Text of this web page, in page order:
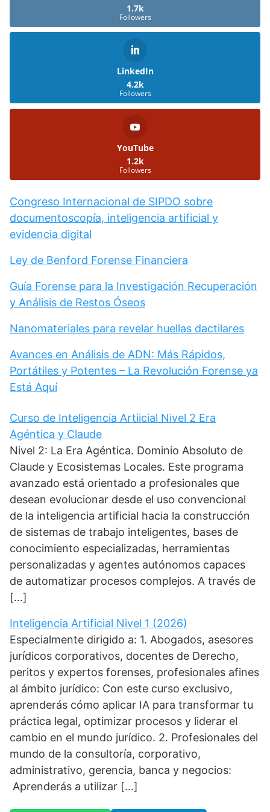
1.7k
Followers
LinkedIn
4.2k
Followers
YouTube
1.2k
Followers
Congreso Internacional de SIPDO sobre
documentoscopía, inteligencia artificial y
evidencia digital
Ley de Benford Forense Financiera
Guía Forense para la Investigación Recuperación
y Análisis de Restos Óseos
Nanomateriales para revelar huellas dactilares
Avances en Análisis de ADN: Más Rápidos,
Portátiles y Potentes – La Revolución Forense ya
Está Aquí
Curso de Inteligencia Artiicial Nivel 2 Era
Agéntica y Claude
Nivel 2: La Era Agéntica. Dominio Absoluto de
Claude y Ecosistemas Locales. Este programa
avanzado está orientado a profesionales que
desean evolucionar desde el uso convencional
de la inteligencia artificial hacia la construcción
de sistemas de trabajo inteligentes, bases de
conocimiento especializadas, herramientas
personalizadas y agentes autónomos capaces
de automatizar procesos complejos. A través de
[…]
Inteligencia Artificial Nivel 1 (2026)
Especialmente dirigido a: 1. Abogados, asesores
jurídicos corporativos, docentes de Derecho,
peritos y expertos forenses, profesionales afines
al ámbito jurídico: Con este curso exclusivo,
aprenderás cómo aplicar IA para transformar tu
práctica legal, optimizar procesos y liderar el
cambio en el mundo jurídico. 2. Profesionales del
mundo de la consultoría, corporativo,
administrativo, gerencia, banca y negocios:
Aprenderás a utilizar […]